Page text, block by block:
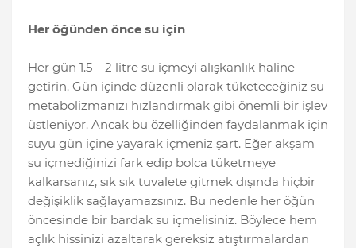
Her öğünden önce su için
Her gün 1.5 – 2 litre su içmeyi alışkanlık haline
getirin. Gün içinde düzenli olarak tüketeceğiniz su
metabolizmanızı hızlandırmak gibi önemli bir işlev
üstleniyor. Ancak bu özelliğinden faydalanmak için
suyu gün içine yayarak içmeniz şart. Eğer akşam
su içmediğinizi fark edip bolca tüketmeye
kalkarsanız, sık sık tuvalete gitmek dışında hiçbir
değişiklik sağlayamazsınız. Bu nedenle her öğün
öncesinde bir bardak su içmelisiniz. Böylece hem
açlık hissinizi azaltarak gereksiz atıştırmalardan